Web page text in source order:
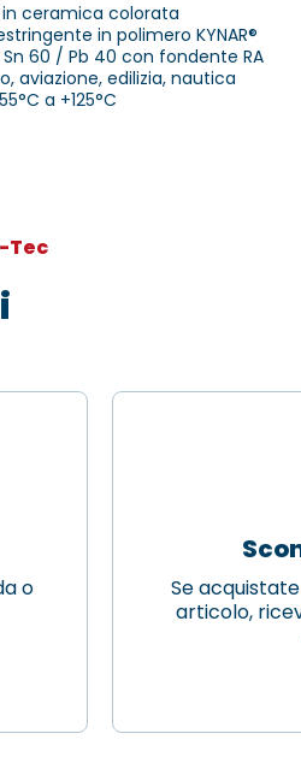
in ceramica colorata
in polimero KYNAR®
60 / Pb 40 con fondente RA
aviazione, edilizia, nautica
a +125°C
Tec
o
Se
articolo,